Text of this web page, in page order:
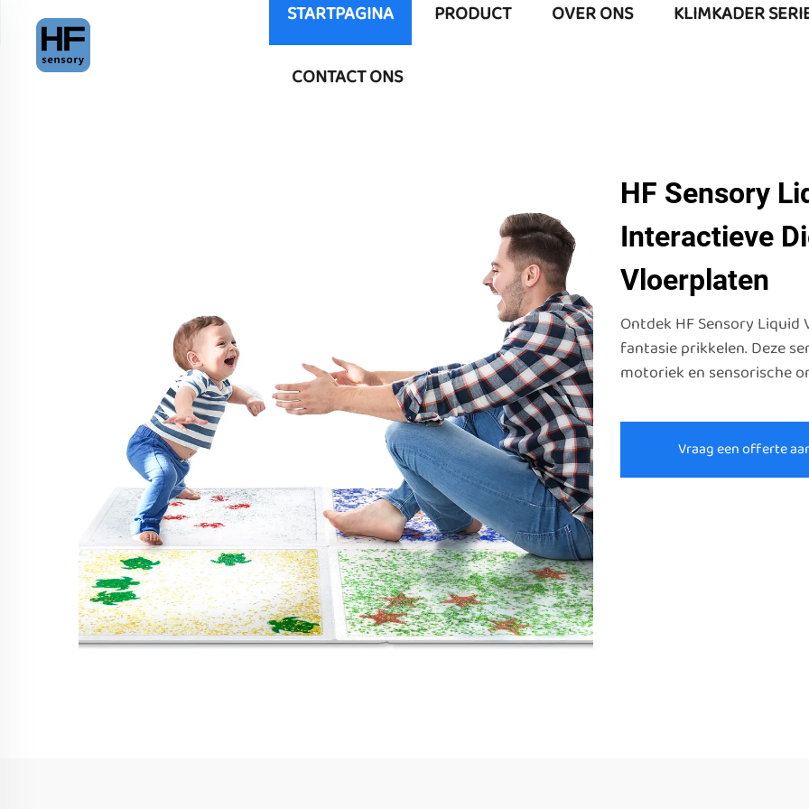
STARTPAGINA PRODUCT OVER ONS KLIMKADER
CONTACT ONS
HF Sensory
Interactieve
Vloerplaten
Ontdek HF Sensory
fantasie prikkelen. Deze
motoriek en sensorische
Vraag een offerte